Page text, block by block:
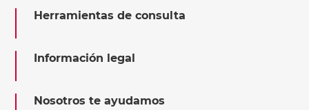
Herramientas de consulta
Información legal
Nosotros te ayudamos